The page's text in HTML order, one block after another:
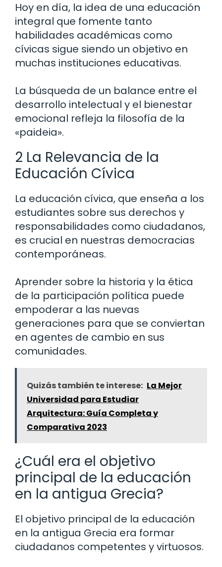
Hoy en día, la idea de una educación
integral que fomente tanto
habilidades académicas como
cívicas sigue siendo un objetivo en
muchas instituciones educativas.
La búsqueda de un balance entre el
desarrollo intelectual y el bienestar
emocional refleja la filosofía de la
«paideia».
2 La Relevancia de la
Educación Cívica
La educación cívica, que enseña a los
estudiantes sobre sus derechos y
responsabilidades como ciudadanos,
es crucial en nuestras democracias
contemporáneas.
Aprender sobre la historia y la ética
de la participación política puede
empoderar a las nuevas
generaciones para que se conviertan
en agentes de cambio en sus
comunidades.
Quizás también te interese: La Mejor
Universidad para Estudiar
Arquitectura: Guía Completa y
Comparativa 2023
¿Cuál era el objetivo
principal de la educación
en la antigua Grecia?
El objetivo principal de la educación
en la antigua Grecia era formar
ciudadanos competentes y virtuosos.